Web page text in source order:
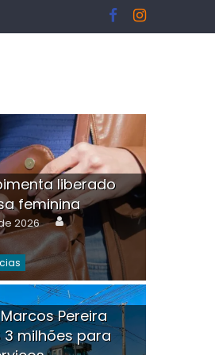
é
liberado
feminina
2026 Author
Pereira
3 milhões para